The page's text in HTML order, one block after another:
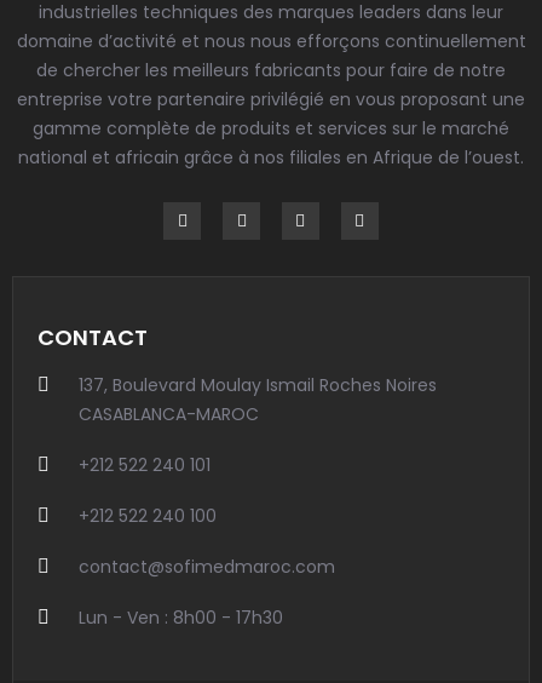
industrielles techniques des marques leaders dans leur
domaine d’activité et nous nous efforçons continuellement
de chercher les meilleurs fabricants pour faire de notre
entreprise votre partenaire privilégié en vous proposant une
gamme complète de produits et services sur le marché
national et africain grâce à nos filiales en Afrique de l’ouest.
CONTACT
137, Boulevard Moulay Ismail Roches Noires
CASABLANCA-MAROC
+212 522 240 101
+212 522 240 100
contact@sofimedmaroc.com
Lun - Ven : 8h00 - 17h30